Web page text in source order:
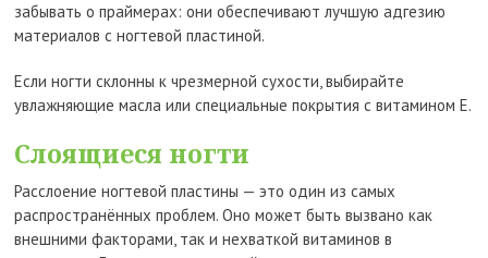
забывать о праймерах: они обеспечивают лучшую адгезию
материалов с ногтевой пластиной.
Если ногти склонны к чрезмерной сухости, выбирайте
увлажняющие масла или специальные покрытия с витамином Е.
Слоящиеся ногти
Расслоение ногтевой пластины — это один из самых
распространённых проблем. Оно может быть вызвано как
внешними факторами, так и нехваткой витаминов в